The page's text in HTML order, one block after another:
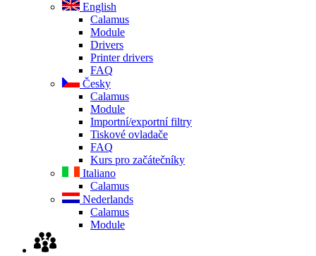
English
Calamus
Module
Drivers
Printer drivers
FAQ
Česky
Calamus
Module
Importní/exportní filtry
Tiskové ovladače
FAQ
Kurs pro začátečníky
Italiano
Calamus
Nederlands
Calamus
Module